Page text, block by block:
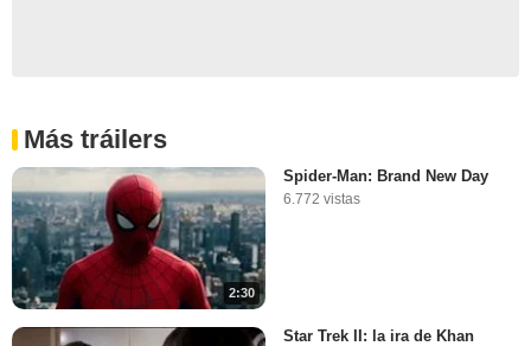
Más tráilers
2:30
Spider-Man: Brand New Day
6.772 vistas
Star Trek II: la ira de Khan